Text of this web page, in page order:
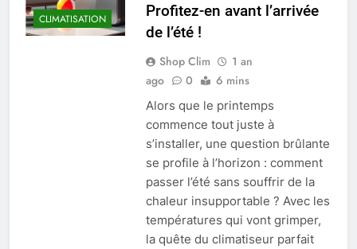
CLIMATISATION
Profitez-en avant l’arrivée
de l’été !
Shop Clim
1 an
ago
0 6 mins
Alors que le printemps
commence tout juste à
s’installer, une question brûlante
se profile à l’horizon : comment
passer l’été sans souffrir de la
chaleur insupportable ? Avec les
températures qui vont grimper,
la quête du climatiseur parfait